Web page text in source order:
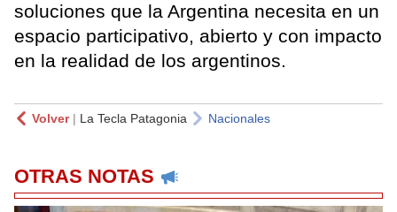
soluciones que la Argentina necesita en un
espacio participativo, abierto y con impacto
en la realidad de los argentinos.
Volver| La Tecla Patagonia Nacionales
OTRAS NOTAS